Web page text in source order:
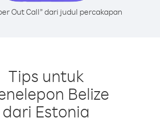
Out Call” dari judul percakapan
Tips untuk
Belize
dari Estonia